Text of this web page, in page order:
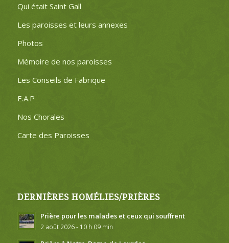
Qui était Saint Gall
Les paroisses et leurs annexes
Photos
Mémoire de nos paroisses
Les Conseils de Fabrique
E.A.P
Nos Chorales
Carte des Paroisses
DERNIÈRES HOMÉLIES/PRIÈRES
Prière pour les malades et ceux qui souffrent
2 août 2026 - 10 h 09 min